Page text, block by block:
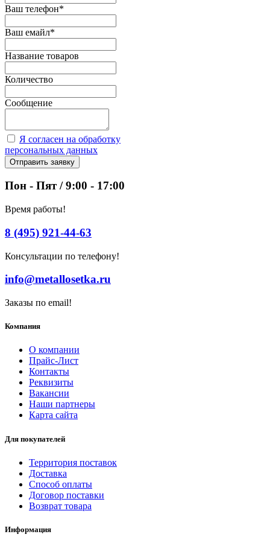
Ваш телефон*
Ваш емайл*
Название товаров
Количество
Сообщение
Я согласен на обработку
персональных данных
Отправить заявку
Пон - Пят / 9:00 - 17:00
Время работы!
8 (495) 921-44-63
Консультации по телефону!
info@metallosetka.ru
Заказы по email!
Компания
О компании
Прайс-Лист
Контакты
Реквизиты
Вакансии
Наши партнеры
Карта сайта
Для покупателей
Территория поставок
Доставка
Способ оплаты
Договор поставки
Возврат товара
Информация